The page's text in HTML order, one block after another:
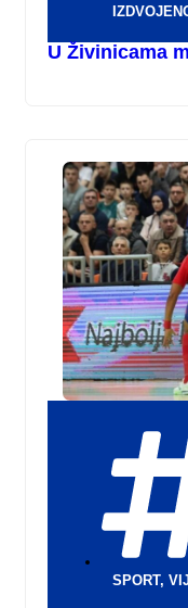
U Živinicama
SPORT,